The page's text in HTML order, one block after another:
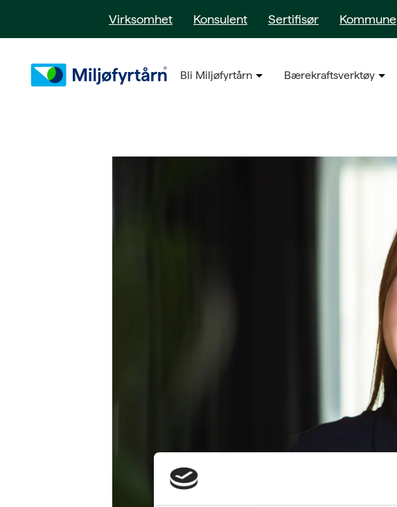
Virksomhet Konsulent Sertifisør Kommune
Bli Miljøfyrtårn Bærekraftsverktøy